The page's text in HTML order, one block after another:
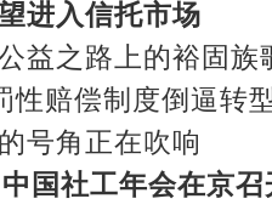
进入信托市场
益之路上的裕固族
性赔偿制度倒逼转
号角正在吹响
国社工年会在京召